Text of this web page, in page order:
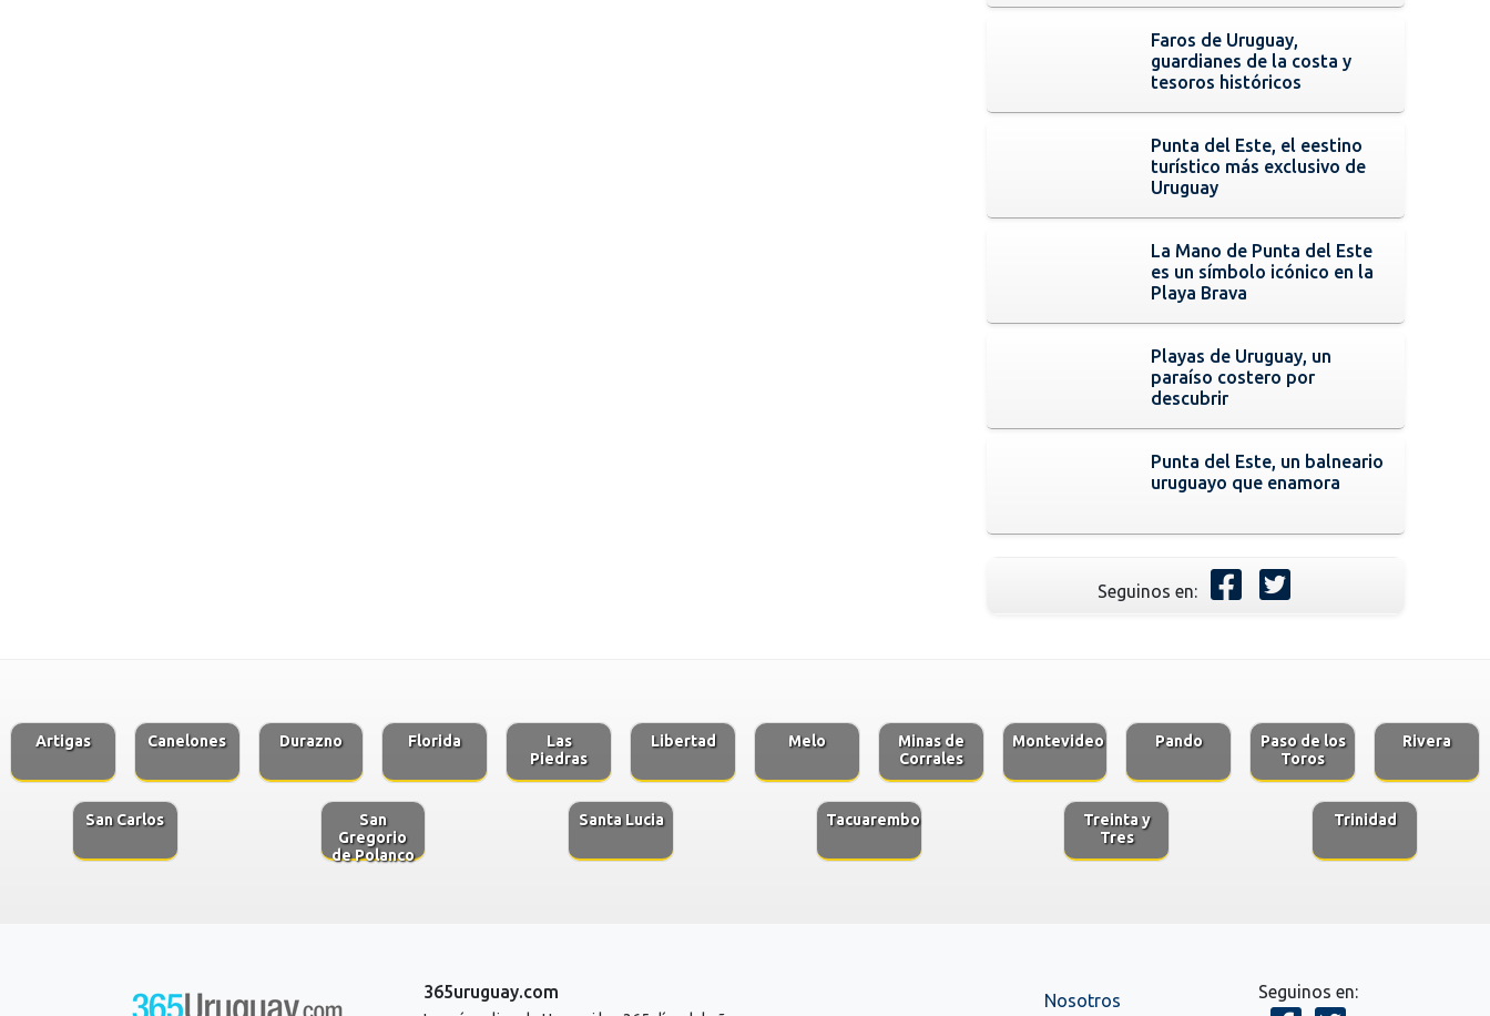
Faros de Uruguay,
guardianes de la costa y
tesoros históricos
Punta del Este, el eestino
turístico más exclusivo de
Uruguay
La Mano de Punta del Este
es un símbolo icónico en la
Playa Brava
Playas de Uruguay, un
paraíso costero por
descubrir
Punta del Este, un balneario
uruguayo que enamora
Seguinos en:
Artigas Canelones Durazno Florida
Las
Piedras
Libertad Melo
Minas de
Corrales
Montevideo Pando
Paso de los
Toros
Rivera
San Carlos
San
Gregorio
de Polanco
Santa Lucia Tacuarembo
Treinta y
Tres
Trinidad
365uruguay.com Nosotros Seguinos en: